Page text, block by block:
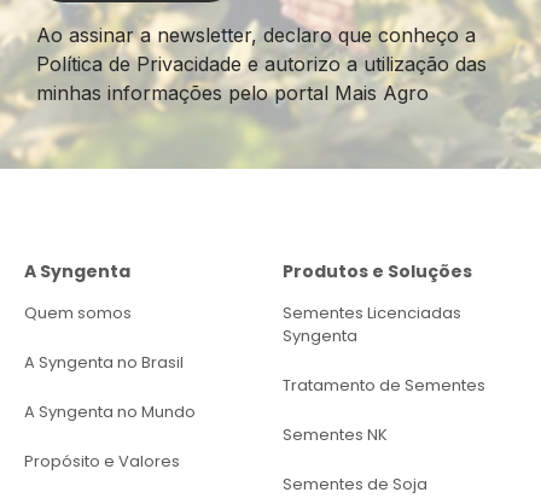
Ao assinar a newsletter, declaro que conheço a
Política de Privacidade e autorizo a utilização das
minhas informações pelo portal Mais Agro
A Syngenta
Quem somos
A Syngenta no Brasil
A Syngenta no Mundo
Propósito e Valores
Produtos e Soluções
Sementes Licenciadas
Syngenta
Tratamento de Sementes
Sementes NK
Sementes de Soja